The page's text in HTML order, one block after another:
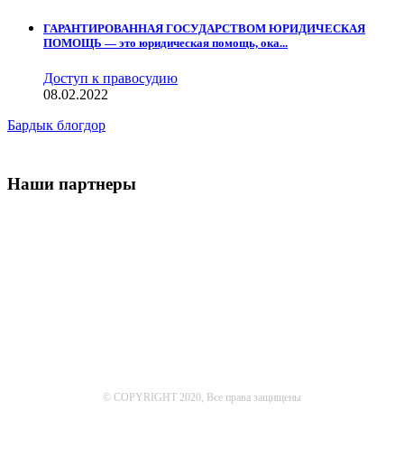
ГАРАНТИРОВАННАЯ ГОСУДАРСТВОМ ЮРИДИЧЕСКАЯ
ПОМОЩЬ — это юридическая помощь, ока...
Доступ к правосудию
08.02.2022
Бардык блогдор
Наши партнеры
© COPYRIGHT 2020, Все права защищены